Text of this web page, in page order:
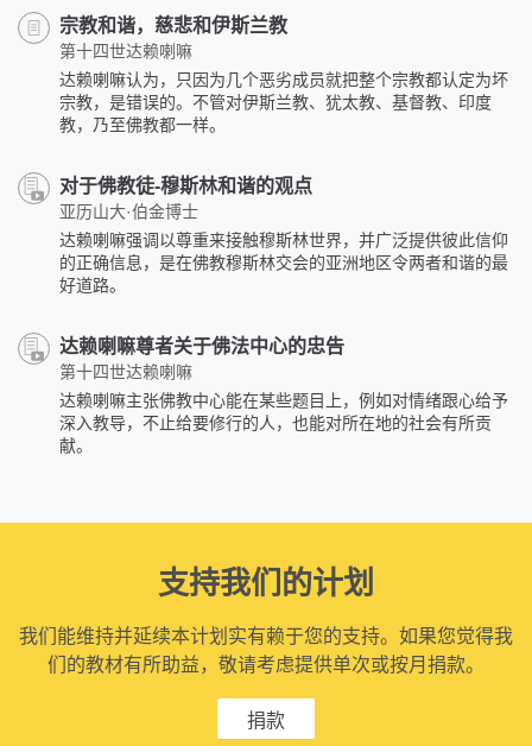
宗教和谐，慈悲和伊斯兰教
第十四世达赖喇嘛
达赖喇嘛认为，只因为几个恶劣成员就把整个宗教都认定为坏
宗教，是错误的。不管对伊斯兰教、犹太教、基督教、印度
教，乃至佛教都一样。
对于佛教徒-穆斯林和谐的观点
亚历山大·伯金博士
达赖喇嘛强调以尊重来接触穆斯林世界，并广泛提供彼此信仰
的正确信息，是在佛教穆斯林交会的亚洲地区令两者和谐的最
好道路。
达赖喇嘛尊者关于佛法中心的忠告
第十四世达赖喇嘛
达赖喇嘛主张佛教中心能在某些题目上，例如对情绪跟心给予
深入教导，不止给要修行的人，也能对所在地的社会有所贡
献。
支持我们的计划
我们能维持并延续本计划实有赖于您的支持。如果您觉得我
们的教材有所助益，敬请考虑提供单次或按月捐款。
捐款